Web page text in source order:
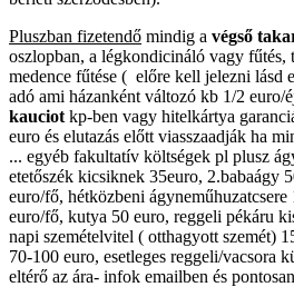
Pluszban fizetendő mindig a végső
oszlopban, a légkondicináló vagy fűtés,
medence fűtése ( előre kell jelezni lásd
adó ami házanként változó kb 1/2
kauciot kp-ben vagy hitelkártya
euro és elutazás előtt viasszaadják ha
... egyéb fakultatív költségek pl plusz
etetőszék kicsiknek 35euro, 2.babaágy
euro/fő, hétközbeni
euro/fő, kutya 50 euro, reggeli pékáru
napi szemételvitel ( otthagyott szemét)
70-100 euro, esetleges reggeli/vacsora
eltérő az ára- infok emailben és